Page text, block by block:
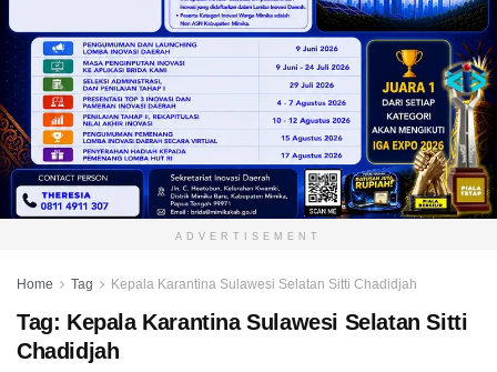
ADVERTISEMENT
Home Tag Kepala Karantina Sulawesi Selatan Sitti Chadidjah
Tag: Kepala Karantina Sulawesi Selatan Sitti
Chadidjah